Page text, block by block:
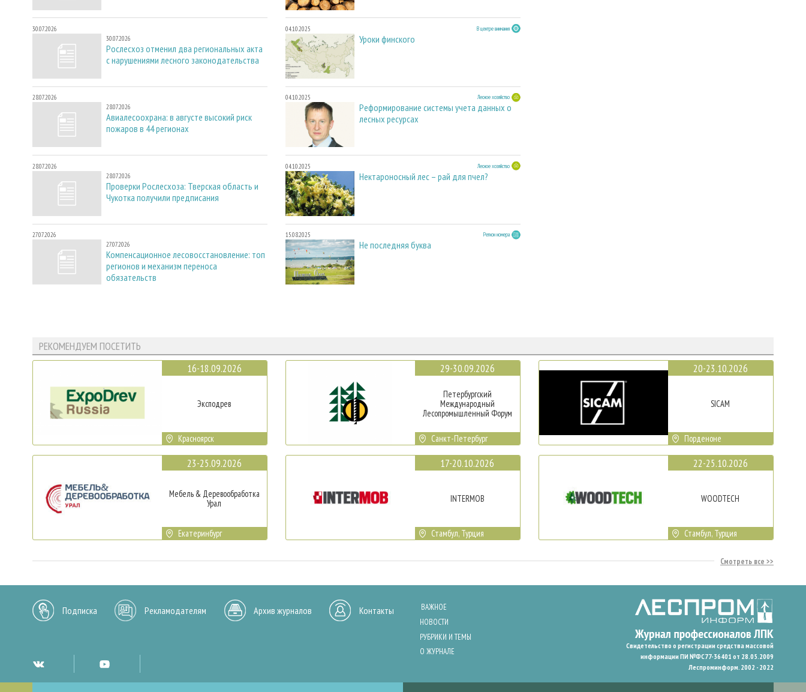
30.07.2026
30.07.2026
Рослесхоз отменил два региональных акта
с нарушениями лесного законодательства
28.07.2026
28.07.2026
Авиалесоохрана: в августе высокий риск
пожаров в 44 регионах
28.07.2026
28.07.2026
Проверки Рослесхоза: Тверская область и
Чукотка получили предписания
27.07.2026
27.07.2026
Компенсационное лесовосстановление: топ
регионов и механизм переноса
обязательств
04.10.2025 В центре внимания
Уроки финского
04.10.2025 Лесное хозяйство
Реформирование системы учета данных о
лесных ресурсах
04.10.2025 Лесное хозяйство
Нектароносный лес – рай для пчел?
15.08.2025 Регион номера
Не последняя буква
РЕКОМЕНДУЕМ ПОСЕТИТЬ
16-18.09.2026
Эксподрев
Красноярск
23-25.09.2026
Мебель & Деревообработка
Урал
Екатеринбург
29-30.09.2026
Петербургский
Международный
Лесопромышленный Форум
Санкт-Петербург
17-20.10.2026
INTERMOB
Стамбул, Турция
20-23.10.2026
SICAM
Порденоне
22-25.10.2026
WOODTECH
Стамбул, Турция
Смотреть все
Подписка Рекламодателям Архив журналов Контакты
ВАЖНОЕ
НОВОСТИ
РУБРИКИ И ТЕМЫ
О ЖУРНАЛЕ
Свидетельство о регистрации средства массовой
информации ПИ №ФС77-36401 от 28.05.2009
Леспроминформ. 2002 - 2022